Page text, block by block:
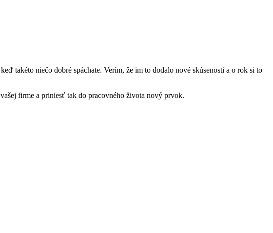
takéto niečo dobré spáchate. Verím, že im to dodalo nové skúsenosti a o rok si to
firme a priniesť tak do pracovného života nový prvok.